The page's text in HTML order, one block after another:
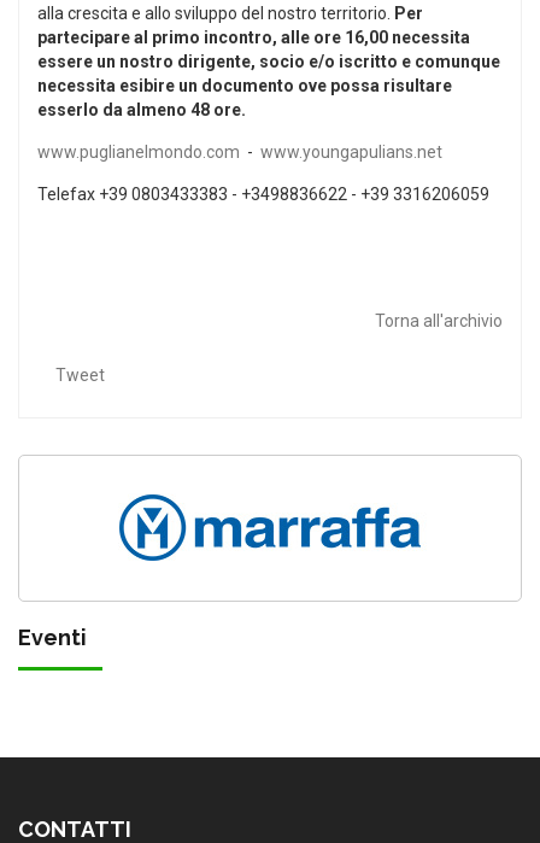
alla crescita e allo sviluppo del nostro territorio.
Per
partecipare al primo incontro, alle ore 16,00 necessita
essere un nostro dirigente, socio e/o iscritto e comunque
necessita esibire un documento ove possa risultare
esserlo da almeno 48 ore.
www.puglianelmondo.com - www.youngapulians.net
Telefax +39 0803433383 - +3498836622 - +39 3316206059
Torna all'archivio
Tweet
Eventi
CONTATTI